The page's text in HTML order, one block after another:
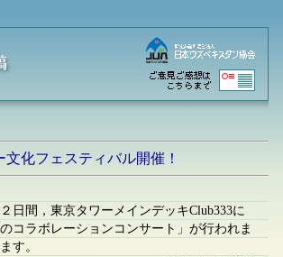
文化フェスティバル開催！
日間，東京タワーメインデッキClub333に
コラボレーションコンサート」が行われま
す。